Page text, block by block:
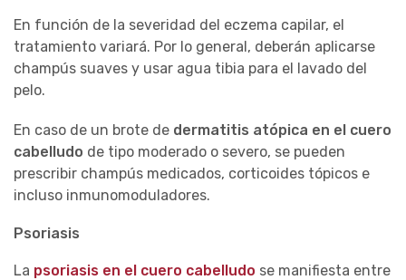
En función de la severidad del eczema capilar, el
tratamiento variará. Por lo general, deberán aplicarse
champús suaves y usar agua tibia para el lavado del
pelo.
En caso de un brote de dermatitis atópica en el cuero
cabelludo de tipo moderado o severo, se pueden
prescribir champús medicados, corticoides tópicos e
incluso inmunomoduladores.
Psoriasis
La psoriasis en el cuero cabelludo se manifiesta entre